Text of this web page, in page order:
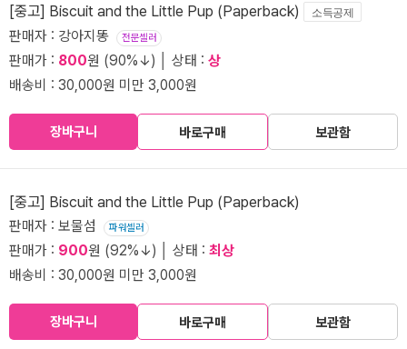
[중고] Biscuit and the Little Pup (Paperback) 소득공제
판매자 : 강아지똥 전문셀러
판매가 : 800원 (90%↓) │ 상태 : 상
배송비 : 30,000원 미만 3,000원
장바구니 바로구매 보관함
[중고] Biscuit and the Little Pup (Paperback)
판매자 : 보물섬 파워셀러
판매가 : 900원 (92%↓) │ 상태 : 최상
배송비 : 30,000원 미만 3,000원
장바구니 바로구매 보관함